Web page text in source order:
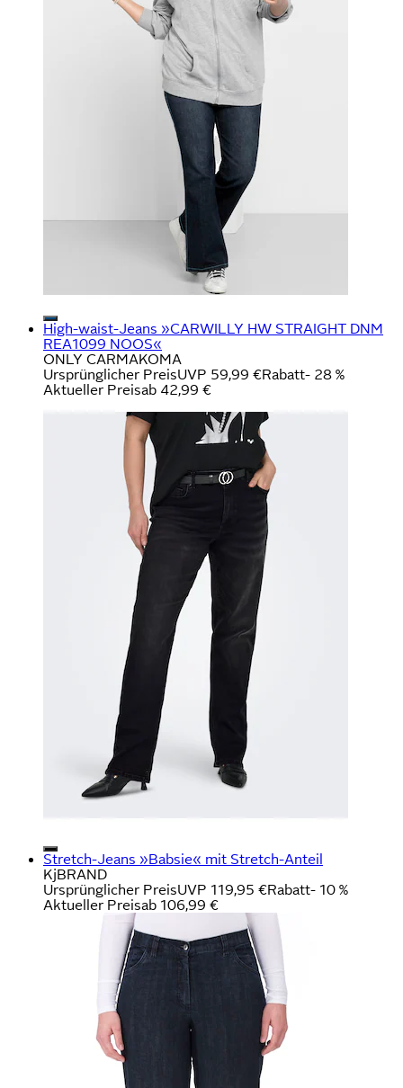
High-waist-Jeans »CARWILLY HW STRAIGHT DNM
REA1099 NOOS«
ONLY CARMAKOMA
Ursprünglicher PreisUVP 59,99 €Rabatt- 28 %
Aktueller Preisab 42,99 €
Stretch-Jeans »Babsie« mit Stretch-Anteil
KjBRAND
Ursprünglicher PreisUVP 119,95 €Rabatt- 10 %
Aktueller Preisab 106,99 €